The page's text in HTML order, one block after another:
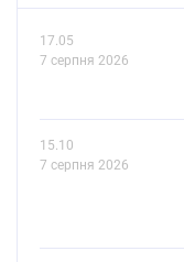
17.05
7 серпня 2026
15.10
7 серпня 2026